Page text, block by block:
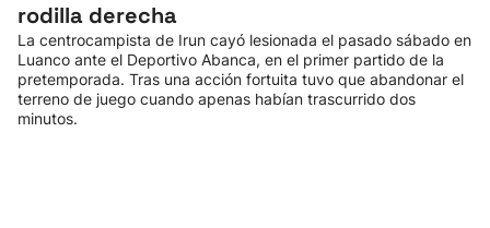
rodilla derecha
La centrocampista de Irun cayó lesionada el pasado sábado en
Luanco ante el Deportivo Abanca, en el primer partido de la
pretemporada. Tras una acción fortuita tuvo que abandonar el
terreno de juego cuando apenas habían trascurrido dos
minutos.